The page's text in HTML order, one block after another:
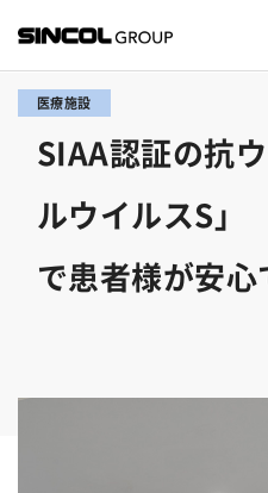
医療施設
SIAA認証の抗
ルウイルスS」
で患者様が安心